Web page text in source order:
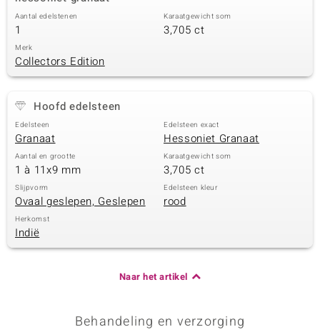
Aantal edelstenen
1
Karaatgewicht som
3,705 ct
Merk
Collectors Edition
Hoofd edelsteen
Edelsteen
Granaat
Edelsteen exact
Hessoniet Granaat
Aantal en grootte
1 à 11x9 mm
Karaatgewicht som
3,705 ct
Slijpvorm
Ovaal geslepen, Geslepen
Edelsteen kleur
rood
Herkomst
Indië
Naar het artikel
Behandeling en verzorging